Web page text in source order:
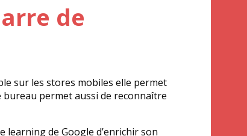
de
sur les stores mobiles elle permet
permet aussi de reconnaître
learning de Google d’enrichir son